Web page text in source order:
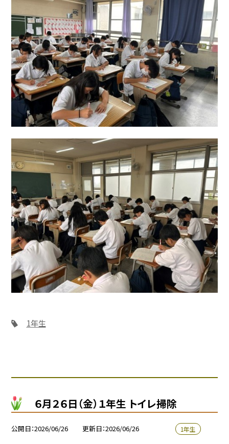
1年生
６月２６日（金）１年生 トイレ掃除
公開日 2026/06/26 更新日 2026/06/26 1年生